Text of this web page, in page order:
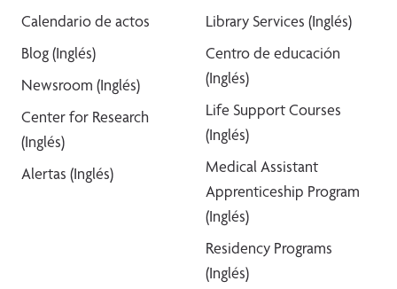
Calendario de actos
Blog (Inglés)
Newsroom (Inglés)
Center for Research
(Inglés)
Alertas (Inglés)
Library Services (Inglés)
Centro de educación
(Inglés)
Life Support Courses
(Inglés)
Medical Assistant
Apprenticeship Program
(Inglés)
Residency Programs
(Inglés)